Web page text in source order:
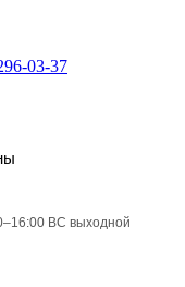
03-37
ВС выходной